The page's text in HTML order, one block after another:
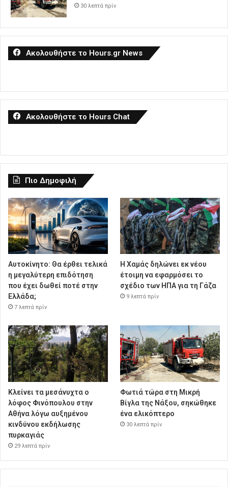
30 λεπτά πρίν
Ακολουθήστε το Hours.gr News
Ακολουθήστε το Hours Chat
Πιο Δημοφιλή
Αυτοκίνητο: Θα έρθει τελικά
η μεγαλύτερη επιδότηση
που έχει δωθεί ποτέ στην
Ελλάδα;
7 λεπτά πρίν
Η Χαμάς δηλώνει εκ νέου
έτοιμη να εφαρμόσει το
σχέδιο των ΗΠΑ για τη Γάζα
9 λεπτά πρίν
Κλείνει τα μεσάνυχτα ο
λόφος Φινόπουλου στην
Αθήνα λόγω αυξημένου
κινδύνου εκδήλωσης
πυρκαγιάς
29 λεπτά πρίν
Φωτιά τώρα στη Μικρή
Βίγλα της Νάξου, σηκώθηκε
ένα ελικόπτερο
30 λεπτά πρίν